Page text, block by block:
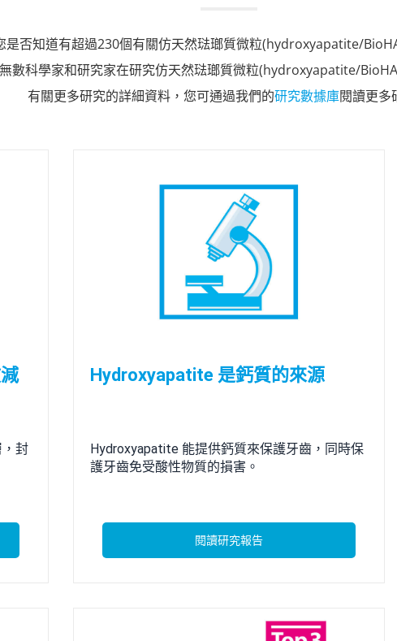
是否知道有超過230個有關仿天然琺瑯質微粒(hydroxyapatite/
數科學家和研究家在研究仿天然琺瑯質微粒(hydroxyapatite/
有關更多研究的詳細資料，您可通過我們的研究數據庫閱讀更多
封
Hydroxyapatite 是鈣質的來源
Hydroxyapatite 能提供鈣質來保護牙齒，同時保
護牙齒免受酸性物質的損害。
閱讀研究報告